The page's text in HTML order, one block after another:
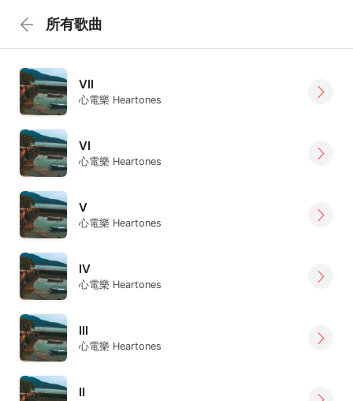
所有歌曲
VII
心電樂 Heartones
VI
心電樂 Heartones
V
心電樂 Heartones
IV
心電樂 Heartones
III
心電樂 Heartones
II